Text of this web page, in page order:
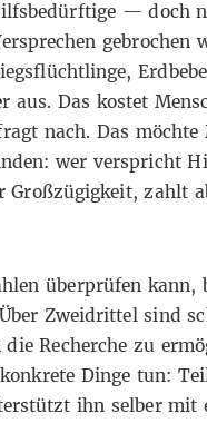
— doch
gebrochen
aus. Das kostet
nach. Das möchte
wer verspricht
Großzügigkeit, zahlt
überprüfen kann,
Zweidrittel sind
Recherche zu
Dinge tun:
ihn selber mit